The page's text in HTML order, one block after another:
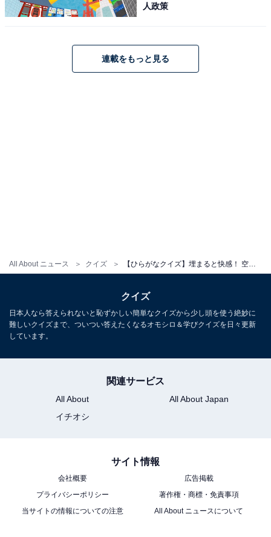
All About ニュース クイズ
人政策
連載をもっと見る
クイズ
日本人なら答えられないと恥ずかしい簡単なクイズから少し頭を使う絶妙に
難しいクイズまで、ついつい答えたくなるオモシロ＆学びクイズを日々更新
しています。
関連サービス
All About
All About Japan
イチオシ
サイト情報
会社概要
広告掲載
プライバシーポリシー
著作権・商標・免責事項
当サイトの情報についての注意
All About ニュースについて